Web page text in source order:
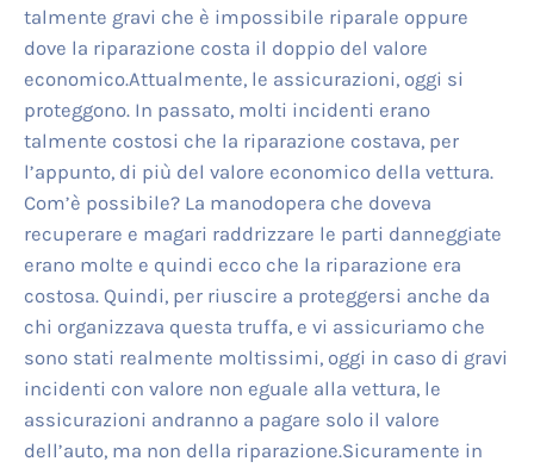
talmente gravi che è impossibile riparale oppure
dove la riparazione costa il doppio del valore
economico.Attualmente, le assicurazioni, oggi si
proteggono. In passato, molti incidenti erano
talmente costosi che la riparazione costava, per
l’appunto, di più del valore economico della vettura.
Com’è possibile? La manodopera che doveva
recuperare e magari raddrizzare le parti danneggiate
erano molte e quindi ecco che la riparazione era
costosa. Quindi, per riuscire a proteggersi anche da
chi organizzava questa truffa, e vi assicuriamo che
sono stati realmente moltissimi, oggi in caso di gravi
incidenti con valore non eguale alla vettura, le
assicurazioni andranno a pagare solo il valore
dell’auto, ma non della riparazione.Sicuramente in